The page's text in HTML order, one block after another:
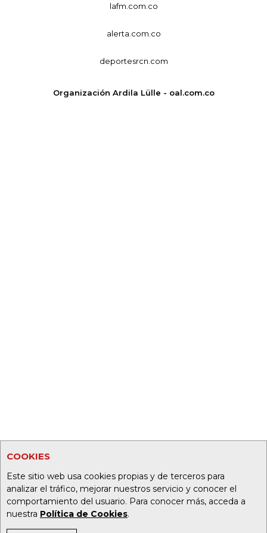
COOKIES
Este sitio web usa cookies propias y de terceros para
analizar el tráfico, mejorar nuestros servicio y conocer el
comportamiento del usuario. Para conocer más, acceda a
nuestra Política de Cookies.
lafm.com.co
alerta.com.co
deportesrcn.com
Organización Ardila Lülle - oal.com.co